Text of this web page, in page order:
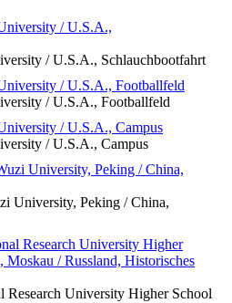
/ U.S.A., Schlauchbootfahrt
/ U.S.A., Footballfeld
/ U.S.A., Campus
University, Peking / China,
Research University Higher School